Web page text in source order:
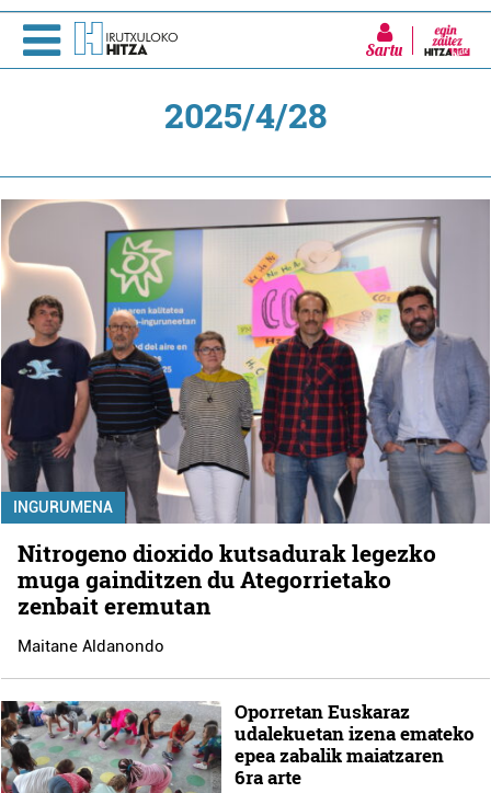
Sartu
2025/4/28
INGURUMENA
Nitrogeno dioxido kutsadurak legezko
muga gainditzen du Ategorrietako
zenbait eremutan
Maitane Aldanondo
Oporretan Euskaraz
udalekuetan izena emateko
epea zabalik maiatzaren
6ra arte